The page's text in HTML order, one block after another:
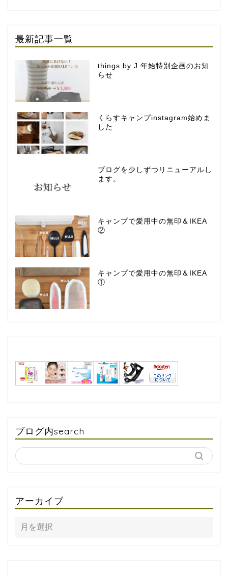
最新記事一覧
things by J 年始特別企画のお知
らせ
くらすキャンプinstagram始めま
した
ブログを少しずつリニューアルし
ます。
キャンプで愛用中の無印＆IKEA
②
キャンプで愛用中の無印＆IKEA
①
ブログ内search
アーカイブ